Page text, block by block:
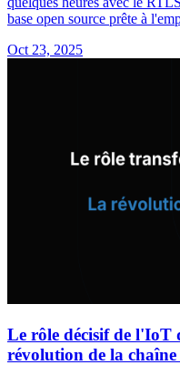
base open source prête à
Oct 23, 2025
Le rôle décisif de l'IoT
révolution de la